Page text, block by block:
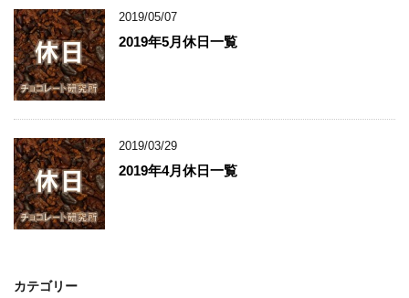
2019/05/07
2019年5月休日一覧
2019/03/29
2019年4月休日一覧
カテゴリー